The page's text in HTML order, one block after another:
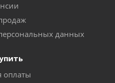
данных
оплаты